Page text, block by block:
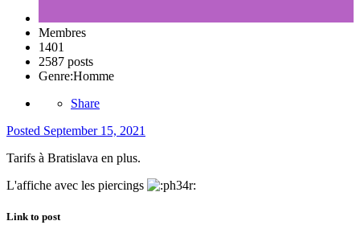
Membres
1401
2587 posts
Genre:Homme
Share
Posted September 15, 2021
Tarifs à Bratislava en plus.
L'affiche avec les piercings
Link to post